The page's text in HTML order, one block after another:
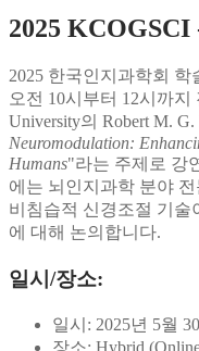
2025 KCOGSCI
2025 한국인지과학회
오전 10시부터 12시까
University의 Robert M.
Neuromodulation:
Humans"라는 주제로 강
에는 뇌인지과학 분야
비침습적 신경조절 기술
에 대해 논의합니다.
일시/장소:
일시: 2025년 5월
장소: Hybrid